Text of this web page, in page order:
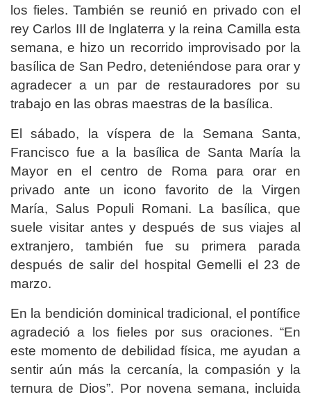
los fieles. También se reunió en privado con el
rey Carlos III de Inglaterra y la reina Camilla esta
semana, e hizo un recorrido improvisado por la
basílica de San Pedro, deteniéndose para orar y
agradecer a un par de restauradores por su
trabajo en las obras maestras de la basílica.
El sábado, la víspera de la Semana Santa,
Francisco fue a la basílica de Santa María la
Mayor en el centro de Roma para orar en
privado ante un icono favorito de la Virgen
María, Salus Populi Romani. La basílica, que
suele visitar antes y después de sus viajes al
extranjero, también fue su primera parada
después de salir del hospital Gemelli el 23 de
marzo.
En la bendición dominical tradicional, el pontífice
agradeció a los fieles por sus oraciones. “En
este momento de debilidad física, me ayudan a
sentir aún más la cercanía, la compasión y la
ternura de Dios”. Por novena semana, incluida